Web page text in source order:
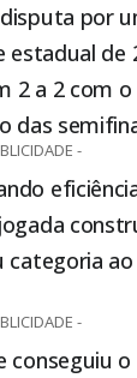
por
de
2 a 2 com
das
-
categoria
-
conseguiu